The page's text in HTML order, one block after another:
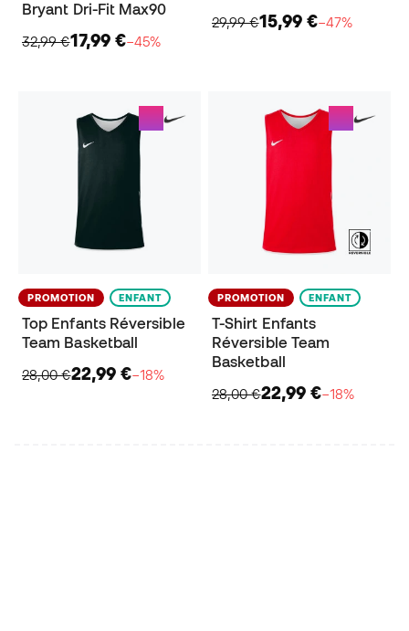
Bryant Dri-Fit Max90
32,99 €17,99 €−45%
29,99 €15,99 €−47%
PROMOTION ENFANT
Top Enfants Réversible
Team Basketball
28,00 €22,99 €−18%
PROMOTION ENFANT
T-Shirt Enfants
Réversible Team
Basketball
28,00 €22,99 €−18%